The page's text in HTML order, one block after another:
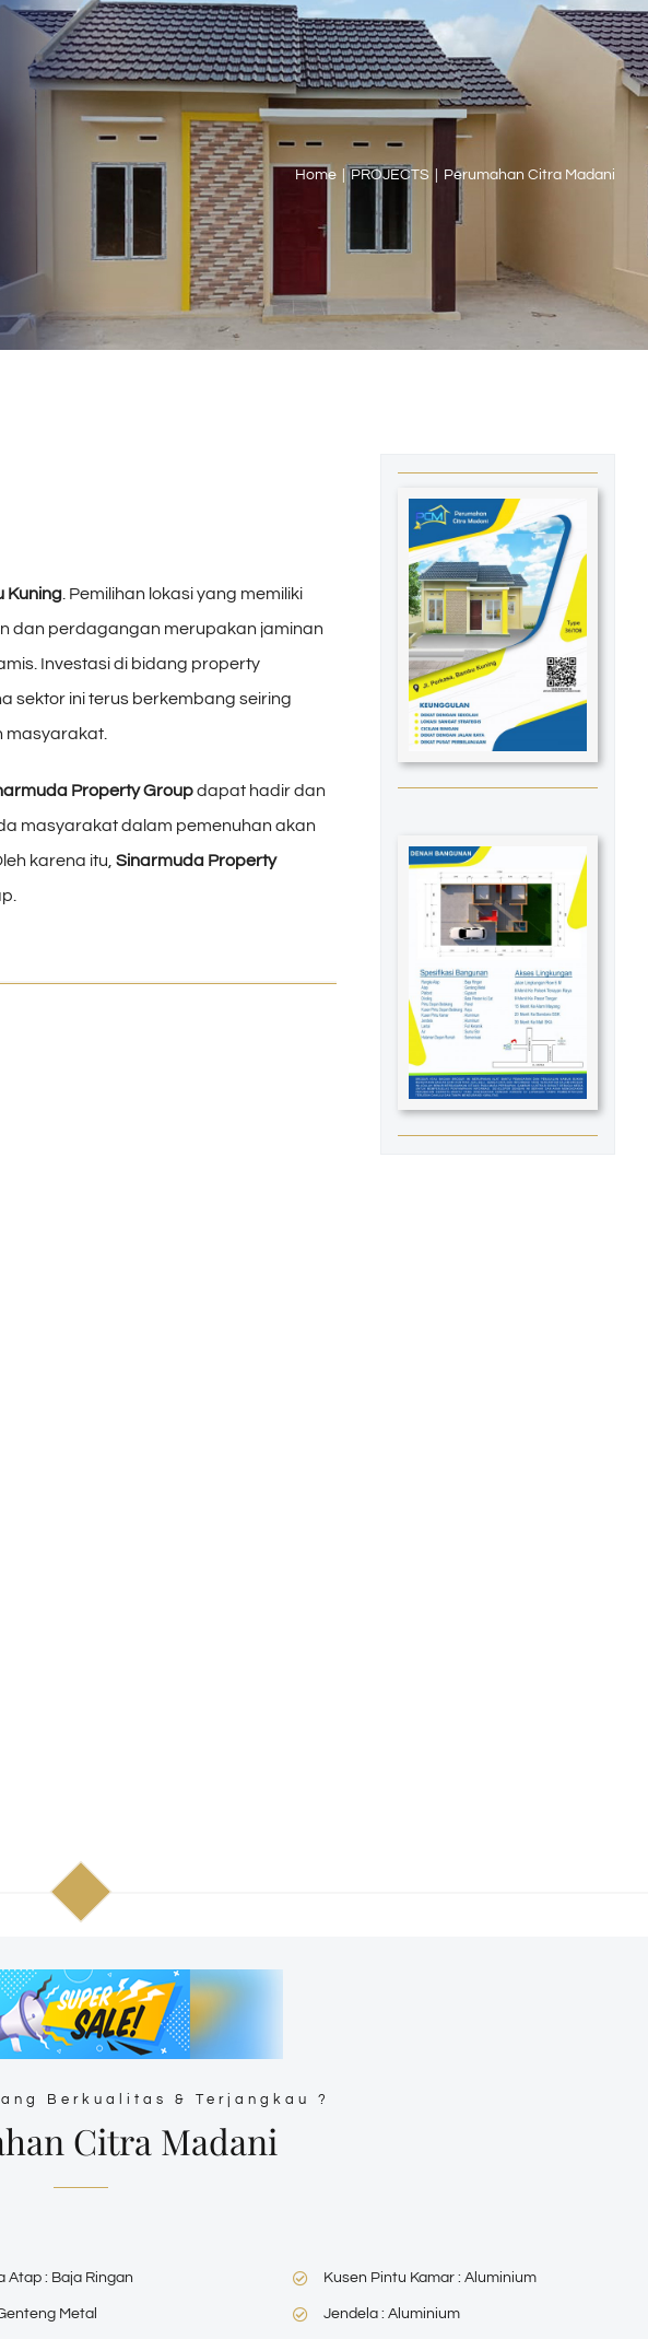
Home PROJECTS Perumahan Citra Madani
Kuning . Pemilihan lokasi yang memiliki
dan perdagangan merupakan jaminan
Investasi di bidang property
sektor ini terus berkembang seiring
masyarakat.
Property Groupdapat hadir dan
masyarakat dalam pemenuhan akan
karena itu, Sinarmuda Property
Berkualitas & Terjangkau ?
Citra Madani
Atap : Baja Ringan
Metal
Kusen Pintu Kamar : Aluminium
Jendela : Aluminium